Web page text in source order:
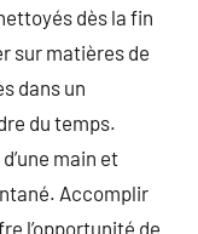
dès la fin
sur matières de
dans un
du temps.
main et
Accomplir
l’opportunité de